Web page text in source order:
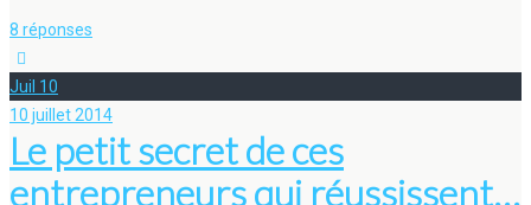
8 réponses
Juil 10
10 juillet 2014
Le petit secret de ces
entrepreneurs qui réussissent…